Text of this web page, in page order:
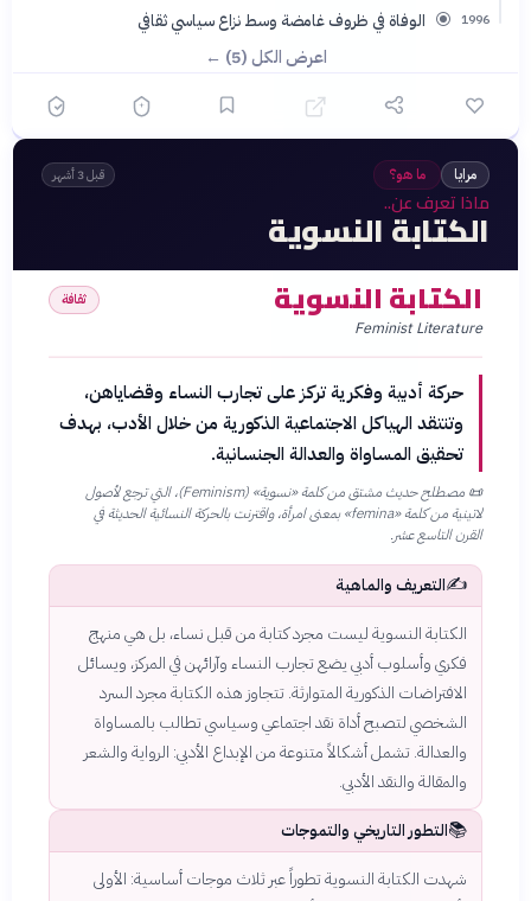
1996 الوفاة في ظروف غامضة وسط نزاع سياسي ثقافي
اعرض الكل (5) ←
مرايا ما هو؟ قبل 3 أشهر
ماذا تعرف عن..
الكتابة النسوية
الكتابة النسوية
Feminist Literature
ثقافة
حركة أدبية وفكرية تركز على تجارب النساء وقضاياهن،
وتنتقد الهياكل الاجتماعية الذكورية من خلال الأدب، بهدف
تحقيق المساواة والعدالة الجنسانية.
📜
مصطلح حديث مشتق من كلمة «نسوية» (Feminism)، التي ترجع لأصول
لاتينية من كلمة «femina» بمعنى امرأة، واقترنت بالحركة النسائية الحديثة في
القرن التاسع عشر.
✍️التعريف والماهية
الكتابة النسوية ليست مجرد كتابة من قبل نساء، بل هي منهج
فكري وأسلوب أدبي يضع تجارب النساء وآرائهن في المركز، ويسائل
الافتراضات الذكورية المتوارثة. تتجاوز هذه الكتابة مجرد السرد
الشخصي لتصبح أداة نقد اجتماعي وسياسي تطالب بالمساواة
والعدالة. تشمل أشكالاً متنوعة من الإبداع الأدبي: الرواية والشعر
والمقالة والنقد الأدبي.
📚التطور التاريخي والتموجات
شهدت الكتابة النسوية تطوراً عبر ثلاث موجات أساسية: الأولى